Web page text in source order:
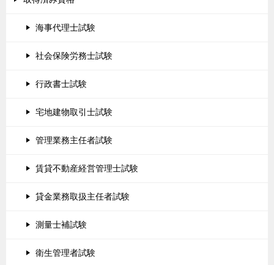
海事代理士試験
社会保険労務士試験
行政書士試験
宅地建物取引士試験
管理業務主任者試験
賃貸不動産経営管理士試験
貸金業務取扱主任者試験
測量士補試験
衛生管理者試験